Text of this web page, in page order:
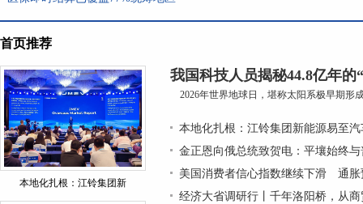
首页推荐
本地化扎根：江铃集团新
我国科技人员揭秘44.8亿年的
2026年世界地球日，堪称太阳系极早期形
本地化扎根：江铃集团新能源易至
金正恩向俄总统致贺电：平壤始终
美国消费者信心指数继续下滑 通胀
经济大省调研行丨千年洛阳桥，从